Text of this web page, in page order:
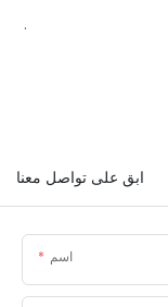
.
ابق على تواصل معنا
اسم